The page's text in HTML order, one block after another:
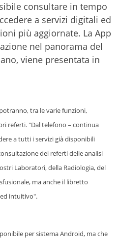
consultare in tempo
a servizi digitali ed
più aggiornate. La App
nel panorama del
viene presentata in
tra le varie funzioni,
referti. "Dal telefono – continua
a tutti i servizi già disponibili
dei referti delle analisi
Laboratori, della Radiologia, del
ma anche il libretto
intuitivo".
per sistema Android, ma che